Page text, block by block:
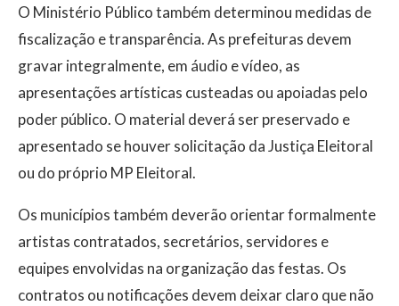
O Ministério Público também determinou medidas de
fiscalização e transparência. As prefeituras devem
gravar integralmente, em áudio e vídeo, as
apresentações artísticas custeadas ou apoiadas pelo
poder público. O material deverá ser preservado e
apresentado se houver solicitação da Justiça Eleitoral
ou do próprio MP Eleitoral.
Os municípios também deverão orientar formalmente
artistas contratados, secretários, servidores e
equipes envolvidas na organização das festas. Os
contratos ou notificações devem deixar claro que não